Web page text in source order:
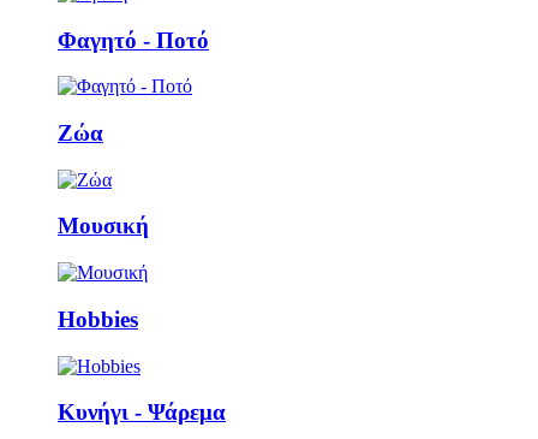
Φαγητό - Ποτό
Ζώα
Μουσική
Ηobbies
Κυνήγι - Ψάρεμα